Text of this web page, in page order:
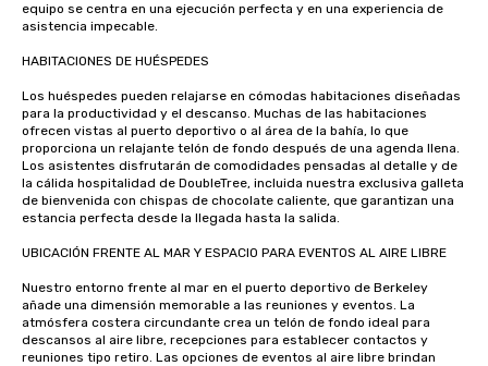
equipo se centra en una ejecución perfecta y en una experiencia de
asistencia impecable.
HABITACIONES DE HUÉSPEDES
Los huéspedes pueden relajarse en cómodas habitaciones diseñadas
para la productividad y el descanso. Muchas de las habitaciones
ofrecen vistas al puerto deportivo o al área de la bahía, lo que
proporciona un relajante telón de fondo después de una agenda llena.
Los asistentes disfrutarán de comodidades pensadas al detalle y de
la cálida hospitalidad de DoubleTree, incluida nuestra exclusiva galleta
de bienvenida con chispas de chocolate caliente, que garantizan una
estancia perfecta desde la llegada hasta la salida.
UBICACIÓN FRENTE AL MAR Y ESPACIO PARA EVENTOS AL AIRE LIBRE
Nuestro entorno frente al mar en el puerto deportivo de Berkeley
añade una dimensión memorable a las reuniones y eventos. La
atmósfera costera circundante crea un telón de fondo ideal para
descansos al aire libre, recepciones para establecer contactos y
reuniones tipo retiro. Las opciones de eventos al aire libre brindan